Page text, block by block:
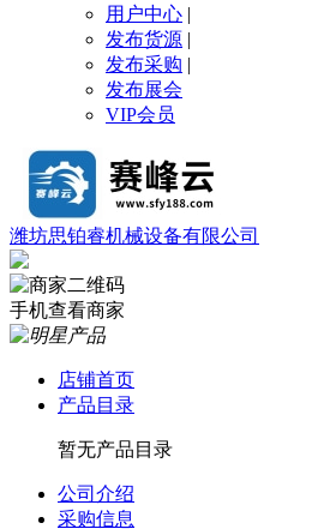
用户中心 |
发布货源 |
发布采购 |
发布展会
VIP会员
潍坊思铂睿机械设备有限公司
手机查看商家
店铺首页
产品目录
暂无产品目录
公司介绍
采购信息